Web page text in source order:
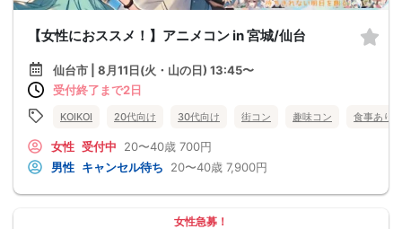
【女性におススメ！】アニメコン in 宮城/仙台
仙台市 | 8月11日(火・山の日) 13:45〜
受付終了まで2日
KOIKOI 20代向け 30代向け 街コン 趣味コン 食事あり
女性 受付中 20〜40歳 700円
男性 キャンセル待ち 20〜40歳 7,900円
女性急募！